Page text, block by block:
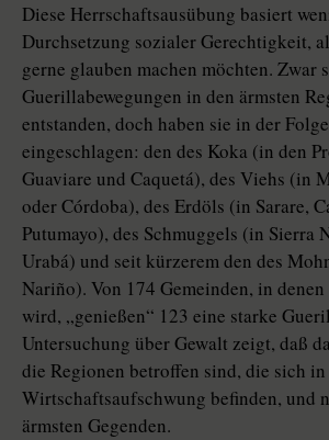
Diese Herrschaftsausübung basiert
Durchsetzung sozialer Gerechtigkeit,
gerne glauben machen möchten. Zwar
Guerillabewegungen in den ärmsten
entstanden, doch haben sie in der
eingeschlagen: den des Koka (in den
Guaviare und Caquetá), des Viehs (in
oder Córdoba), des Erdöls (in Sarare,
Putumayo), des Schmuggels (in Sierra
Urabá) und seit kürzerem den des
Nariño). Von 174 Gemeinden, in
wird, „genießen“ 123 eine starke
Untersuchung über Gewalt zeigt, daß
die Regionen betroffen sind, die sich
Wirtschaftsaufschwung befinden, und
ärmsten Gegenden.